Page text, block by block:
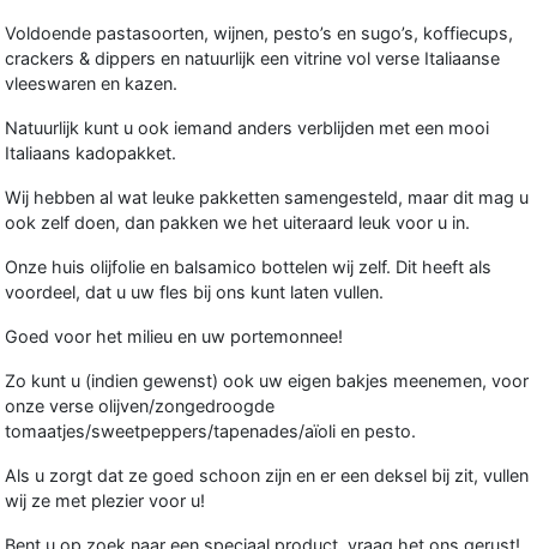
Voldoende pastasoorten, wijnen, pesto’s en sugo’s, koffiecups,
crackers & dippers en natuurlijk een vitrine vol verse Italiaanse
vleeswaren en kazen.
Natuurlijk kunt u ook iemand anders verblijden met een mooi
Italiaans kadopakket.
Wij hebben al wat leuke pakketten samengesteld, maar dit mag u
ook zelf doen, dan pakken we het uiteraard leuk voor u in.
Onze huis olijfolie en balsamico bottelen wij zelf. Dit heeft als
voordeel, dat u uw fles bij ons kunt laten vullen.
Goed voor het milieu en uw portemonnee!
Zo kunt u (indien gewenst) ook uw eigen bakjes meenemen, voor
onze verse olijven/zongedroogde
tomaatjes/sweetpeppers/tapenades/aïoli en pesto.
Als u zorgt dat ze goed schoon zijn en er een deksel bij zit, vullen
wij ze met plezier voor u!
Bent u op zoek naar een speciaal product, vraag het ons gerust!